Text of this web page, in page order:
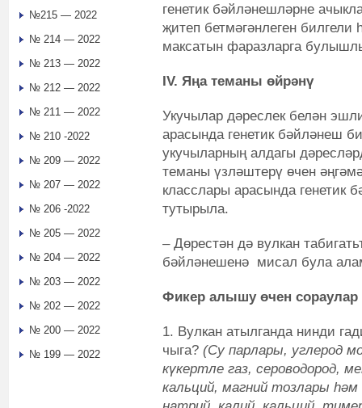
генетик бәйләнешләрне
җитеп бетмәгәнлеген
максатын фаразларга
IV. Яңа теманы өйрәнү
Укучылар дәреслек белән
арасында генетик бәйләнеш
укучыларның алдагы
теманы үзләштерү өчен
класслары арасында генетик
тутырыла.
– Дөрестән дә вулкан
бәйләнешенә мисал була
Фикер алышу өчен сораулар
1. Вулкан атылганда нинди
чыга? (Су парлары, углерод
күкертле газ, сероводород,
кальций, магний тозлары
№215 — 2022
№ 214 — 2022
№ 213 — 2022
№ 212 — 2022
№ 211 — 2022
№ 210 -2022
№ 209 — 2022
№ 207 — 2022
№ 206 -2022
№ 205 — 2022
№ 204 — 2022
№ 203 — 2022
№ 202 — 2022
№ 200 — 2022
№ 199 — 2022